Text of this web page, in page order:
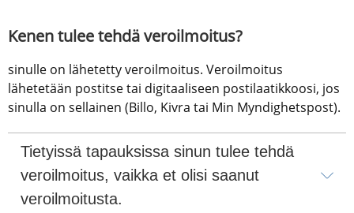
Kenen tulee tehdä veroilmoitus?
sinulle on lähetetty veroilmoitus. Veroilmoitus
lähetetään postitse tai digitaaliseen postilaatikkoosi, jos
sinulla on sellainen (Billo, Kivra tai Min Myndighetspost).
Tietyissä tapauksissa sinun tulee tehdä
veroilmoitus, vaikka et olisi saanut
veroilmoitusta.